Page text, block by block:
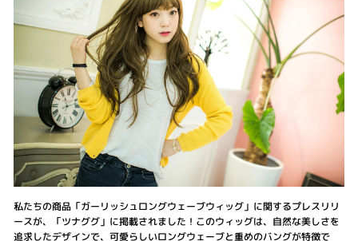
私たちの商品「ガーリッシュロングウェーブウィッグ」に関するプレスリリ
ースが、「ツナググ」に掲載されました！このウィッグは、自然な美しさを
追求したデザインで、可愛らしいロングウェーブと重めのバングが特徴で